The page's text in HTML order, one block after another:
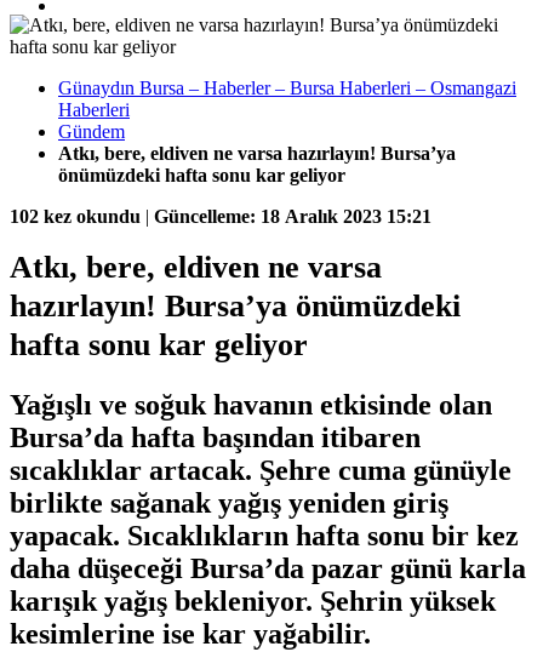
Günaydın Bursa – Haberler – Bursa Haberleri – Osmangazi
Haberleri
Gündem
Atkı, bere, eldiven ne varsa hazırlayın! Bursa’ya
önümüzdeki hafta sonu kar geliyor
102 kez okundu | Güncelleme: 18 Aralık 2023 15:21
Atkı, bere, eldiven ne varsa
hazırlayın! Bursa’ya önümüzdeki
hafta sonu kar geliyor
Yağışlı ve soğuk havanın etkisinde olan
Bursa’da hafta başından itibaren
sıcaklıklar artacak. Şehre cuma günüyle
birlikte sağanak yağış yeniden giriş
yapacak. Sıcaklıkların hafta sonu bir kez
daha düşeceği Bursa’da pazar günü karla
karışık yağış bekleniyor. Şehrin yüksek
kesimlerine ise kar yağabilir.